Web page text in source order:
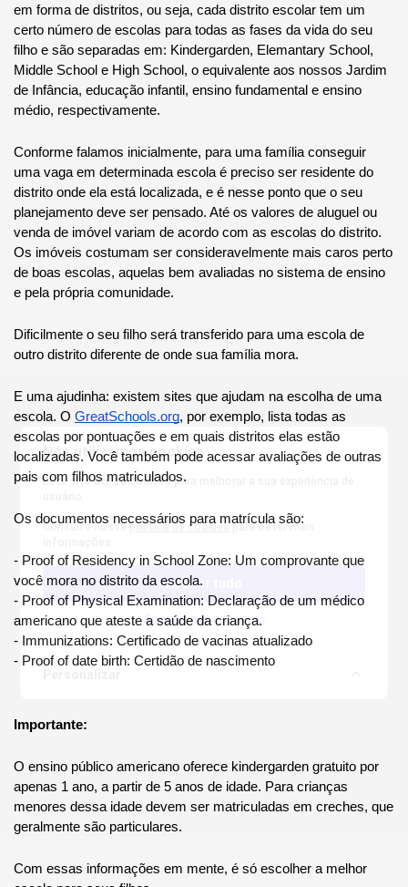
em forma de distritos, ou seja, cada distrito escolar tem um
certo número de escolas para todas as fases da vida do seu
filho e são separadas em: Kindergarden, Elemantary School,
Middle School e High School, o equivalente aos nossos Jardim
de Infância, educação infantil, ensino fundamental e ensino
médio, respectivamente.
Conforme falamos inicialmente, para uma família conseguir
uma vaga em determinada escola é preciso ser residente do
distrito onde ela está localizada, e é nesse ponto que o seu
planejamento deve ser pensado. Até os valores de aluguel ou
venda de imóvel variam de acordo com as escolas do distrito.
Os imóveis costumam ser consideravelmente mais caros perto
de boas escolas, aquelas bem avaliadas no sistema de ensino
e pela própria comunidade.
Dificilmente o seu filho será transferido para uma escola de
outro distrito diferente de onde sua família mora.
E uma ajudinha: existem sites que ajudam na escolha de uma
escola. O GreatSchools.org, por exemplo, lista todas as
escolas por pontuações e em quais distritos elas estão
localizadas. Você também pode acessar avaliações de outras
pais com filhos matriculados.
Os documentos necessários para matrícula são:
- Proof of Residency in School Zone: Um comprovante que
você mora no distrito da escola.
- Proof of Physical Examination: Declaração de um médico
americano que ateste a saúde da criança.
- Immunizations: Certificado de vacinas atualizado
- Proof of date birth: Certidão de nascimento
Importante:
O ensino público americano oferece kindergarden gratuito por
apenas 1 ano, a partir de 5 anos de idade. Para crianças
menores dessa idade devem ser matriculadas em creches, que
geralmente são particulares.
Com essas informações em mente, é só escolher a melhor
Nós utilizamos cookies
Este site utiliza cookies para melhorar a sua experiência de
Consulte nossapolítica de cookiespara obter mais
Aceitar tudo
Apenas necessários